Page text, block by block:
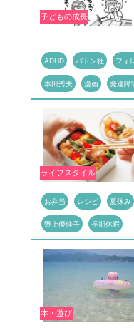
子どもの成長
ADHD バトン社 フォ
本田秀夫 漫画 発達障
ライフスタイル
お弁当 レシピ 夏休み
野上優佳子 長期休暇
本・遊び